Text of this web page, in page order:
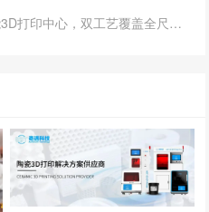
下一篇：法马通1.9亿元建成核能3D打印中心，双工艺覆盖全尺寸零件